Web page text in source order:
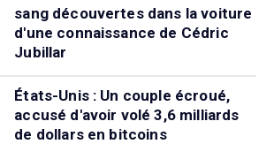
sang découvertes dans la voiture
d'une connaissance de Cédric
Jubillar
États-Unis : Un couple écroué,
accusé d'avoir volé 3,6 milliards
de dollars en bitcoins